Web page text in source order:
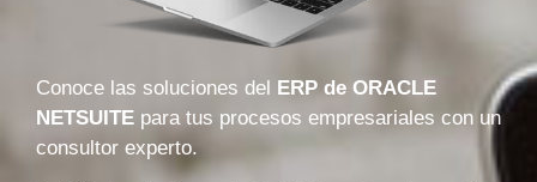
Conoce las soluciones del ERP de ORACLE
NETSUITE para tus procesos empresariales con un
consultor experto.